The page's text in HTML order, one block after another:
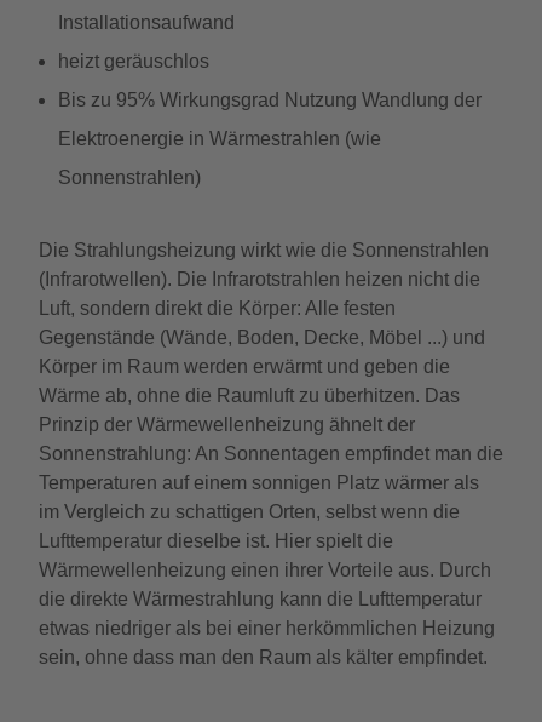
Installationsaufwand
heizt geräuschlos
Bis zu 95% Wirkungsgrad Nutzung Wandlung der
Elektroenergie in Wärmestrahlen (wie
Sonnenstrahlen)
Die Strahlungsheizung wirkt wie die Sonnenstrahlen
(Infrarotwellen). Die Infrarotstrahlen heizen nicht die
Luft, sondern direkt die Körper: Alle festen
Gegenstände (Wände, Boden, Decke, Möbel ...) und
Körper im Raum werden erwärmt und geben die
Wärme ab, ohne die Raumluft zu überhitzen. Das
Prinzip der Wärmewellenheizung ähnelt der
Sonnenstrahlung: An Sonnentagen empfindet man die
Temperaturen auf einem sonnigen Platz wärmer als
im Vergleich zu schattigen Orten, selbst wenn die
Lufttemperatur dieselbe ist. Hier spielt die
Wärmewellenheizung einen ihrer Vorteile aus. Durch
die direkte Wärmestrahlung kann die Lufttemperatur
etwas niedriger als bei einer herkömmlichen Heizung
sein, ohne dass man den Raum als kälter empfindet.